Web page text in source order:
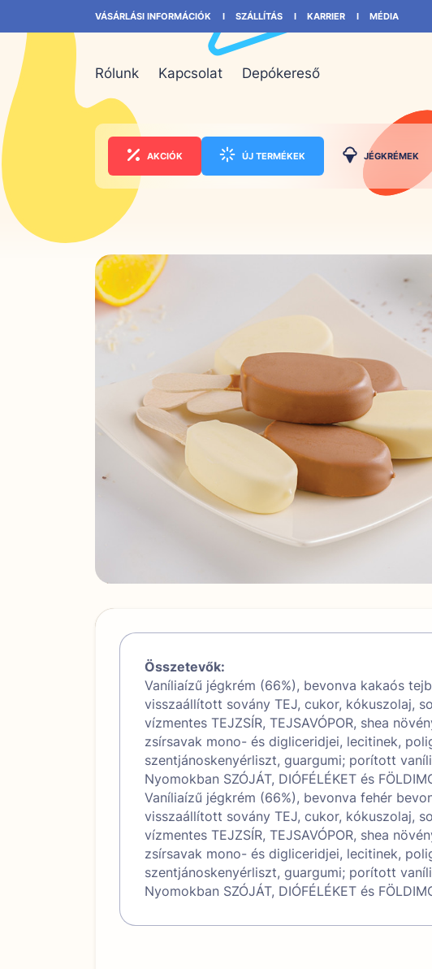
VÁSÁRLÁSI INFORMÁCIÓK SZÁLLÍTÁS KARRIER MÉDIA
Rólunk Kapcsolat Depókereső
AKCIÓK ÚJ TERMÉKEK JÉGKRÉMEK
Összetevők:
Vaníliaízű jégkrém (66%), bevonva kakaós
visszaállított sovány TEJ, cukor, kókuszolaj,
vízmentes TEJZSÍR, TEJSAVÓPOR, shea
zsírsavak mono- és digliceridjei, lecitinek,
szentjánoskenyérliszt, guargumi; porított
Nyomokban SZÓJÁT, DIÓFÉLÉKET és
Vaníliaízű jégkrém (66%), bevonva fehér
visszaállított sovány TEJ, cukor, kókuszolaj,
vízmentes TEJZSÍR, TEJSAVÓPOR, shea
zsírsavak mono- és digliceridjei, lecitinek,
szentjánoskenyérliszt, guargumi; porított
Nyomokban SZÓJÁT, DIÓFÉLÉKET és